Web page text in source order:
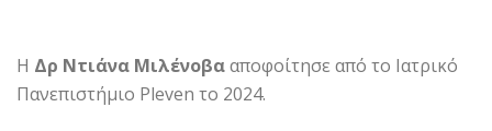
Η Δρ Ντιάνα Μιλένοβααποφοίτησε από το Ιατρικό
Πανεπιστήμιο Pleven το 2024.